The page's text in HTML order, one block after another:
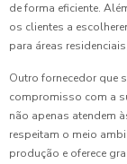
de forma eficiente.
os clientes a
para áreas
Outro fornecedor que
compromisso com a
não apenas atendem
respeitam o meio
produção e oferece